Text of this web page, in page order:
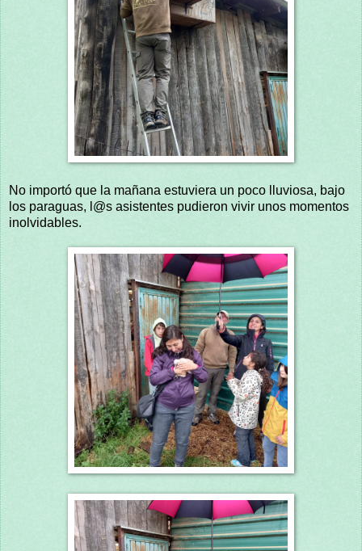
No importó que la mañana estuviera un poco lluviosa, bajo
los paraguas, l@s asistentes pudieron vivir unos momentos
inolvidables.